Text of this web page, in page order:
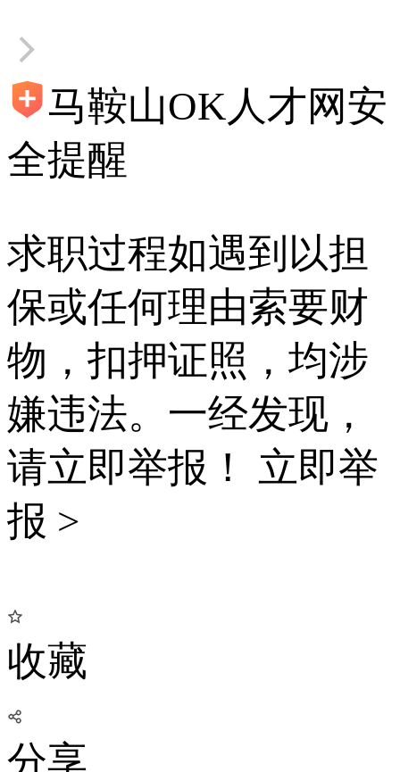
马鞍山OK人才网安
全提醒
求职过程如遇到以担
保或任何理由索要财
物，扣押证照，均涉
嫌违法。一经发现，
请立即举报！ 立即举
报 >
收藏
分享